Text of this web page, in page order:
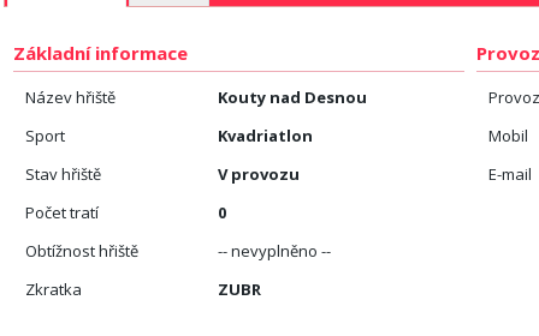
Základní informace
Název hřiště
Kouty nad Desnou
Sport
Kvadriatlon
Stav hřiště
V provozu
Počet tratí
0
Obtížnost hřiště
-- nevyplněno --
Zkratka
ZUBR
Mobil
E-mail